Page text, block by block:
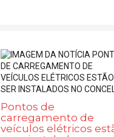
Pontos de
carregamento de
veículos elétricos